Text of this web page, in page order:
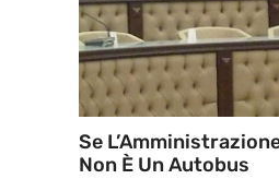
Se
Non È Un Autobus